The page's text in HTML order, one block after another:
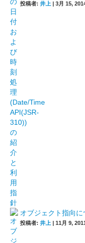
投稿者: 井上 | 3月 15,
オブジェクト指向
投稿者: 井上 | 11月 9,